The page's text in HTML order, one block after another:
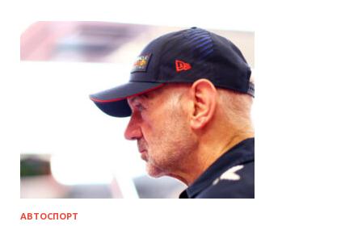
АВТОСПОРТ